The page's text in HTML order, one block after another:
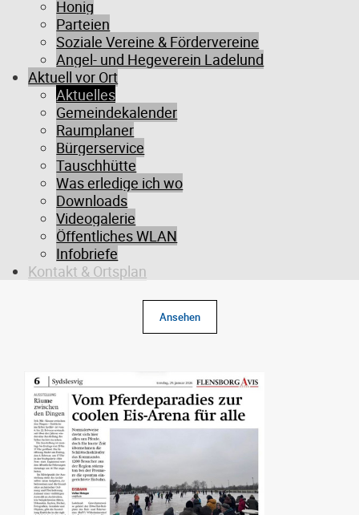
Honig
Parteien
Soziale Vereine & Fördervereine
Angel- und Hegeverein Ladelund
Aktuell vor Ort
Aktuelles
Gemeindekalender
Raumplaner
Bürgerservice
Tauschhütte
Was erledige ich wo
Downloads
Videogalerie
Öffentliches WLAN
Infobriefe
Kontakt & Ortsplan
31.01.2026
Reitplatz on Ice geht weiter
Am kommenden Wochenende (31.01.-01.02.) geht Reitplatz on Ice in
die nächste Runde. Ab 14 Uhr gibt es Eis-Disko, Eishockey, warmes
Essen & Getränke. Freier Eintritt, also holt die Schlittschuhe wieder
raus!
Ansehen